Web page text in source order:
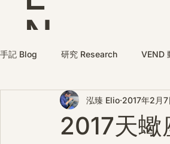
N
D
手記 Blog 研究 Research VEND
2017天
泓臻 Elio 2017年2月7